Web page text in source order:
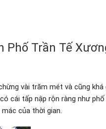
Phố Trần Tế
vài trăm mét và cũng khá
cái tấp nập rộn ràng như phố
của thời gian.